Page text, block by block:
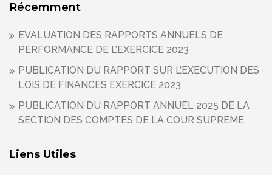
Récemment
EVALUATION DES RAPPORTS ANNUELS DE
PERFORMANCE DE L’EXERCICE 2023
PUBLICATION DU RAPPORT SUR L’EXECUTION DES
LOIS DE FINANCES EXERCICE 2023
PUBLICATION DU RAPPORT ANNUEL 2025 DE LA
SECTION DES COMPTES DE LA COUR SUPREME
Liens Utiles